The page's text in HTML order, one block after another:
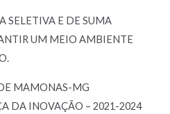
SELETIVA E DE SUMA
UM MEIO AMBIENTE
MAMONAS-MG
DA INOVAÇÃO – 2021-2024